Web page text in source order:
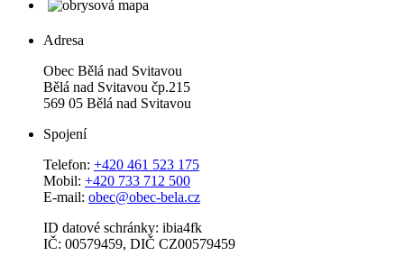
Adresa
Obec Bělá nad Svitavou
Bělá nad Svitavou čp.215
569 05 Bělá nad Svitavou
Spojení
Telefon: +420 461 523 175
Mobil: +420 733 712 500
E-mail: obec@obec-bela.cz
ID datové schránky: ibia4fk
IČ: 00579459, DIČ CZ00579459